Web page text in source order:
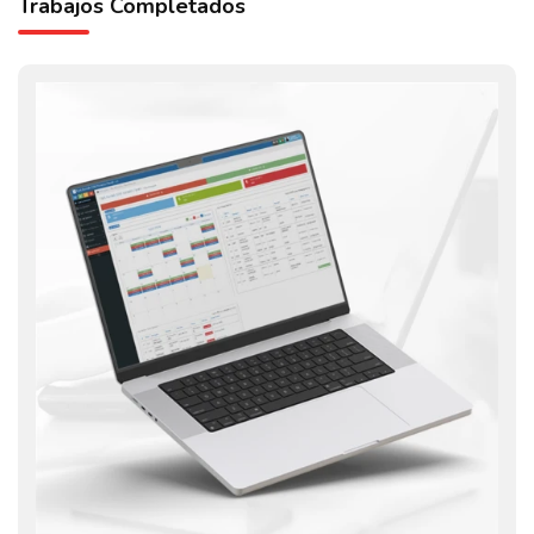
Trabajos Completados